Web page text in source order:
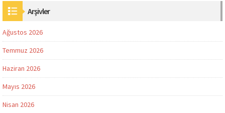
Arşivler
Ağustos 2026
Temmuz 2026
Haziran 2026
Mayıs 2026
Nisan 2026